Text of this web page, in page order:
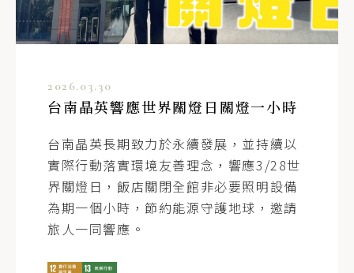
2026.03.30
台南晶英響應世界關燈日關燈一小時
台南晶英長期致力於永續發展，並持續以
實際行動落實環境友善理念，響應3/28世
界關燈日，飯店關閉全館非必要照明設備
為期一個小時，節約能源守護地球，邀請
旅人一同響應。